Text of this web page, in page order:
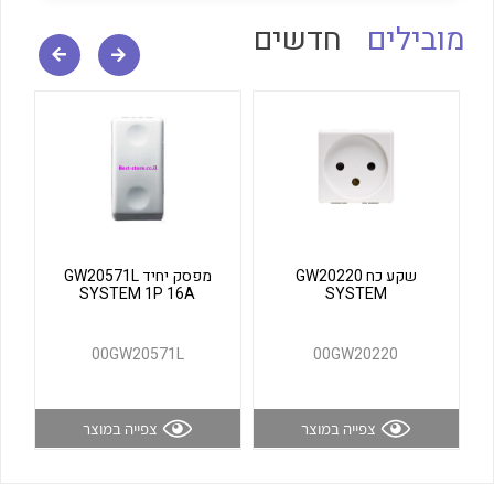
לכל מוצרי היצרן לכל מוצרי היצרן
מובילים חדשים
שקע כח GW20220
SYSTEM
00GW20220
צפייה במוצר
מפסק יחיד GW20571L
SYSTEM 1P 16A
00GW20571L
צפייה במוצר